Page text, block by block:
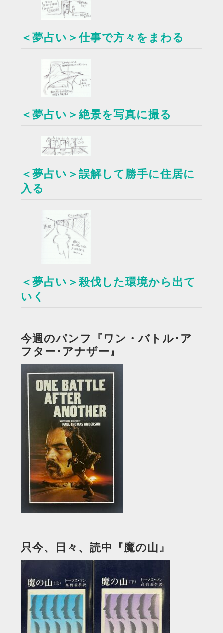
＜夢占い＞仕事で方々をまわる
＜夢占い＞絶景を写真に撮る
＜夢占い＞誤解して勝手に住居に
入る
＜夢占い＞殺伐した環境から出て
いく
今週のパンフ『ワン・バトル･ア
フター･アナザー』
只今、日々、読中『魔の山』